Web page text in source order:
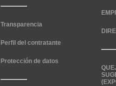
Transparencia
Perfil del contratante
Protección de datos